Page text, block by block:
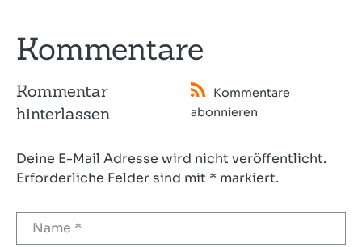
Kommentare
Kommentar
hinterlassen
Kommentare
abonnieren
Deine E-Mail Adresse wird nicht veröffentlicht.
Erforderliche Felder sind mit * markiert.